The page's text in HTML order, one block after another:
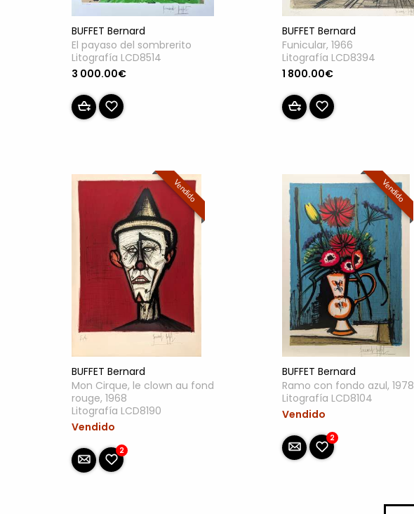
BUFFET Bernard
El payaso del sombrerito
Litografía LCD8514
3 000.00€
BUFFET Bernard
Funicular, 1966
Litografía LCD8394
1 800.00€
Vendido
BUFFET Bernard
Mon Cirque, le clown au fond
rouge, 1968
Litografía LCD8190
Vendido
2
Vendido
BUFFET Bernard
Ramo con fondo azul, 1978
Litografía LCD8104
Vendido
2